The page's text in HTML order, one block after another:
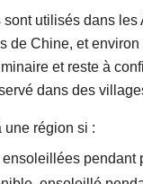
utilisés dans les
de Chine, et
et reste à
dans des
une région si :
pendant